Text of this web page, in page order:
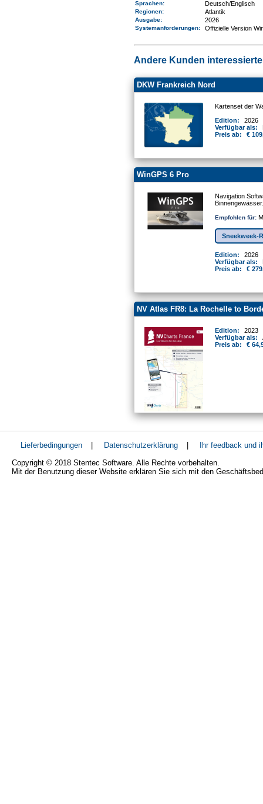
Sprachen: Deutsch/Englisch
Regionen: Atlantik
Ausgabe: 2026
Systemanforderungen: Offizielle Version
Andere Kunden
DKW Frankreich Nord
Kartenset der
Edition:
2026
Verfügbar als:
Preis ab:
€
WinGPS 6 Pro
Navigation
Binnengewässer.
Empfohlen für:
Sneekweek-
Edition:
2026
Verfügbar als:
Preis ab:
€
NV Atlas FR8: La Rochelle to
Edition:
2023
Verfügbar als:
Preis ab:
€
Lieferbedingungen | Datenschutzerklärung |
Ihr feedback und
Copyright © 2018 Stentec Software. Alle Rechte vorbehalten.
Mit der Benutzung dieser Website erklären Sie sich mit den